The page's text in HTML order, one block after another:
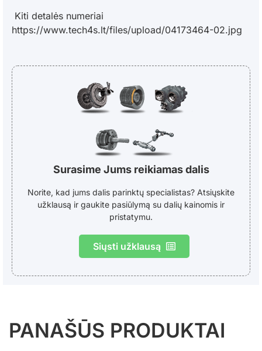
Kiti detalės numeriai
https://www.tech4s.lt/files/upload/04173464-02.jpg
Surasime Jums reikiamas dalis
Norite, kad jums dalis parinktų specialistas? Atsiųskite
užklausą ir gaukite pasiūlymą su dalių kainomis ir
pristatymu.
Siųsti užklausą
PANAŠŪS PRODUKTAI